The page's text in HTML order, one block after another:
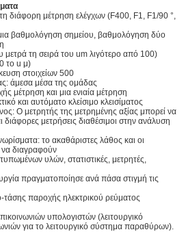
διάφορη μέτρηση ελέγχων (F400, F1, F1/90 °,
βαθμολόγηση σημείου, βαθμολόγηση δύο
τη σειρά του um λιγότερο από 100)
το u μ)
στοιχείων 500
άμεσα μέσα της ομάδας
μέτρηση και μια ενιαία μέτρηση
και αυτόματο κλείσιμο κλεισίματος
Ο μετρητής της μετρημένης αξίας μπορεί να
διάφορες μετρήσεις διαθέσιμοι στην ανάλυση
το ακαθάριστες λάθος και οι
διαγραφούν
υλών, στατιστικές, μετρητές,
πραγματοποίησε ανά πάσα στιγμή τις
τάσης παροχής ηλεκτρικού ρεύματος
υπολογιστών (λειτουργικό
για το λειτουργικό σύστημα παραθύρων).